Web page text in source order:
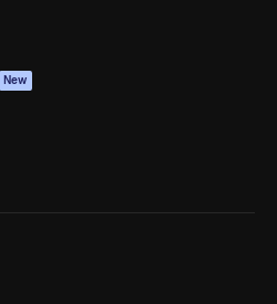
New